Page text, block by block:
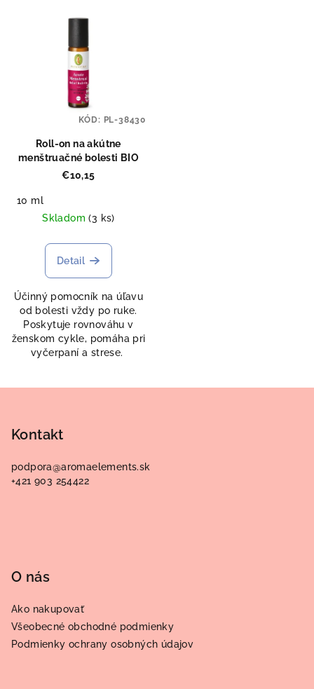
Roll-on na akútne
menštruačné bolesti BIO
€10,15
10 ml
Skladom(3 ks)
Detail
Účinný pomocník na úľavu
od bolesti vždy po ruke.
Poskytuje rovnováhu v
ženskom cykle, pomáha pri
vyčerpaní a strese.
KÓD: PL-38430
Kontakt
podpora@aromaelements.sk
+421 903 254422
O nás
Ako nakupovať
Všeobecné obchodné podmienky
Podmienky ochrany osobných údajov